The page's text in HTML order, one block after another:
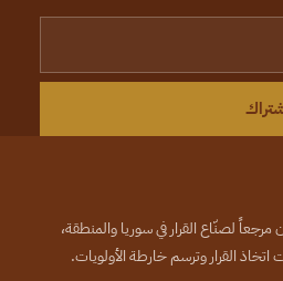
لصنّاع القرار في سوريا والمنطقة،
اتخاذ القرار وترسم خارطة الأولويات.